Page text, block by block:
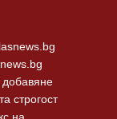
добавяне
строгост
на